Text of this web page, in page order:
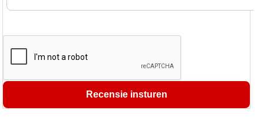
Recensie insturen